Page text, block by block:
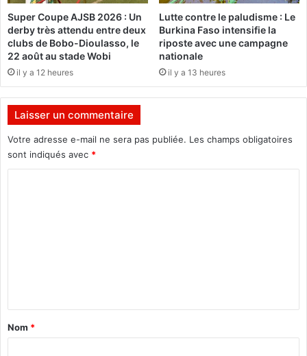
c
l
e
s
i
l
q
u
a
r
Super Coupe AJSB 2026 : Un
derby très attendu entre deux
clubs de Bobo-Dioulasso, le
22 août au stade Wobi
il y a 12 heures
Lutte contre le paludisme : Le
Burkina Faso intensifie la
riposte avec une campagne
nationale
il y a 13 heures
Laisser un commentaire
Votre adresse e-mail ne sera pas publiée. Les champs obligatoires
sont indiqués avec *
a
Nom *